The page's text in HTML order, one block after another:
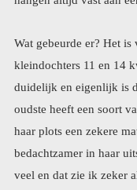
Wat gebeurde er? Het
kleindochters 11 en 14
duidelijk en eigenlijk is de
oudste heeft een soort
haar plots een zekere
bedachtzamer in haar
veel en dat zie ik zeker als
dat opzicht lijkt ze heel erg
soms echt conflictueuze
grootste deel van haar
lesbisch af transgender
uit de groep gegooid toen
zichzelf bleef en geen
Ik vind haar heel moedig en
kwijt. Ja zul je zeggen dat
is dat zo, maar bij een 14